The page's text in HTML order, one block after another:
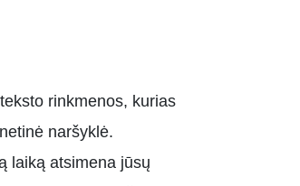
rinkmenos, kurias
naršyklė.
laiką atsimena jūsų